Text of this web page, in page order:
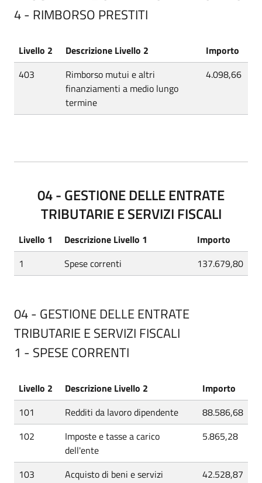
4 - RIMBORSO PRESTITI
Livello 2 Descrizione Livello 2
Importo
403
Rimborso mutui e altri
finanziamenti a medio lungo
termine
4.098,66
04 - GESTIONE DELLE ENTRATE
TRIBUTARIE E SERVIZI FISCALI
Livello 1 Descrizione Livello 1
Importo
1
Spese correnti 137.679,80
04 - GESTIONE DELLE ENTRATE
TRIBUTARIE E SERVIZI FISCALI
1 - SPESE CORRENTI
Livello 2 Descrizione Livello 2
Importo
101
Redditi da lavoro dipendente
88.586,68
102
Imposte e tasse a carico
dell'ente
5.865,28
103 Acquisto di beni e servizi
42.528,87